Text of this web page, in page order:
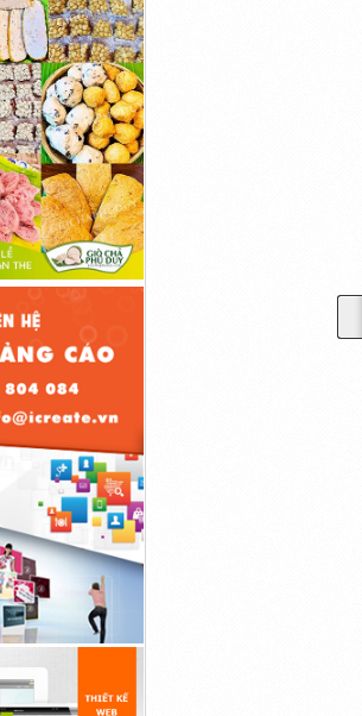
Quạt Hút Công Nghiệp 1
Pha KIN -...
5,800,000đ